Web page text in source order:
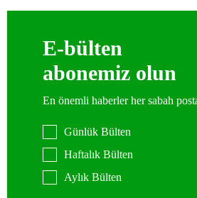
E-bülten
abonemiz olun
En önemli haberler her sabah
Günlük Bülten
Haftalık Bülten
Aylık Bülten